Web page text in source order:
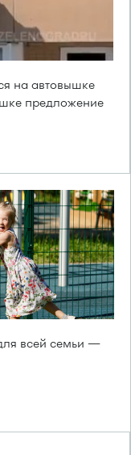
на автовышке
предложение
всей семьи —